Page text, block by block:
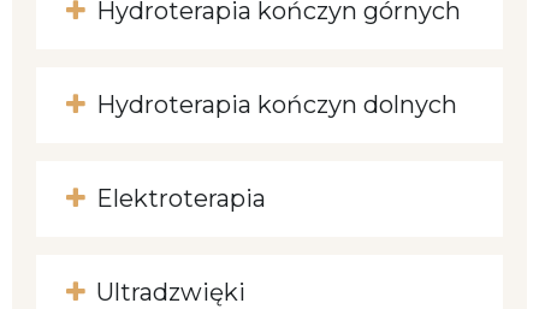
Hydroterapia kończyn górnych
Hydroterapia kończyn dolnych
Elektroterapia
Ultradzwięki